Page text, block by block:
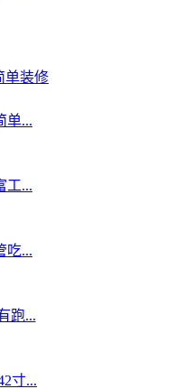
单...
工...
吃...
跑...
寸...